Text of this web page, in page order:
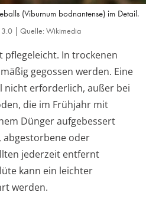
(Viburnum bodnantense) im Detail.
3.0 | Quelle: Wikimedia
pflegeleicht. In trockenen
gegossen werden. Eine
nicht erforderlich, außer bei
die im Frühjahr mit
Dünger aufgebessert
abgestorbene oder
jederzeit entfernt
kann ein leichter
werden.